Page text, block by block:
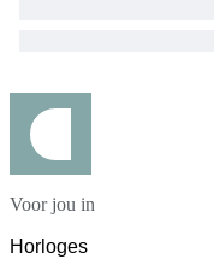
Voor jou in
Horloges